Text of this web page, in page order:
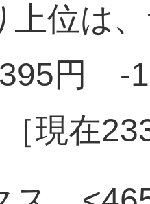
上位は
円
［現在